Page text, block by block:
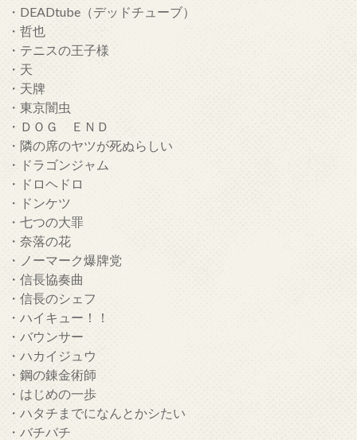
・DEADtube（デッドチューブ）
・哲也
・テニスの王子様
・天
・天牌
・東京闇虫
・ＤＯＧ ＥＮＤ
・隣の席のヤツが死ぬらしい
・ドラゴンジャム
・ドロヘドロ
・ドンケツ
・七つの大罪
・奈落の花
・ノーマーク爆牌党
・信長協奏曲
・信長のシェフ
・ハイキュー！！
・バウンサー
・ハカイジュウ
・鋼の錬金術師
・はじめの一歩
・ハタチまでになんとかシたい
・バチバチ